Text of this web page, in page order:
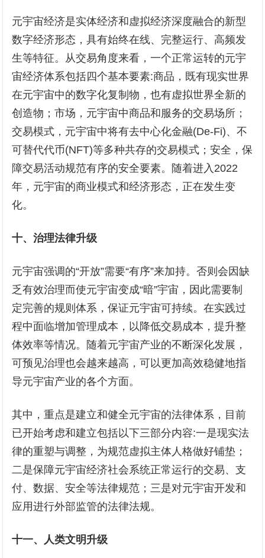
元宇宙经济是实体经济和虚拟经济深度融合的新型
数字经济形态，具有始终在线、完整运行、高频发
生等特征。从交易角度来看，一个正常运转的元宇
宙经济体系包括四个基本要素:商品，既有现实世界
在元宇宙中的数字化复制物，也有虚拟世界全新的
创造物；市场，元宇宙中商品和服务的交易场所；
交易模式，元宇宙中将有去中心化金融(De-Fi)、不
可替代代币(NFT)等多种共存的交易模式；安全，保
障交易活动规范有序的安全要素。随着进入2022
年，元宇宙的商业模式和经济形态，正在发生变
化。
十、治理法律升级
元宇宙强调的“开放”需要“有序”来加持。否则会因缺
乏有效治理而使元宇宙变成“暗”宇宙，因此需要制
定完善的规则体系，保证元宇宙可持续。在实践过
程中面临增加管理成本，以降低交易成本，提升整
体效率等情况。随着元宇宙产业的不断深化发展，
可预见治理也会越来越高，可以更加高效稳健地指
导元宇宙产业的各个方面。
其中，重点是建立和健全元宇宙的法律体系，目前
已开始考虑和建立包括以下三部分内容:一是现实法
律的重塑与调整，为规范虚拟主体人格做好铺垫；
二是保障元宇宙经济社会系统正常运行的交易、支
付、数据、安全等法律规范；三是对元宇宙开发和
应用进行外部监管的法律法规。
十一、人类文明升级